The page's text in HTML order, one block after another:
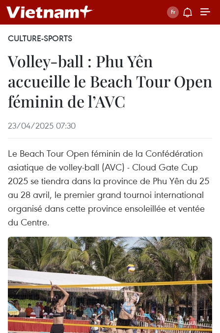
CULTURE-SPORTS
Volley-ball : Phu Yên
accueille le Beach Tour Open
féminin de l’AVC
23/04/2025 07:30
Le Beach Tour Open féminin de la Confédération
asiatique de volley-ball (AVC) - Cloud Gate Cup
2025 se tiendra dans la province de Phu Yên du 25
au 28 avril, le premier grand tournoi international
organisé dans cette province ensoleillée et ventée
du Centre.